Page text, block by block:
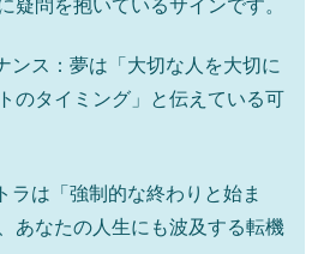
疑問を抱いているサインです。
ンス：夢は「大切な人を大切に
のタイミング」と伝えている可
ラは「強制的な終わりと始ま
あなたの人生にも波及する転機